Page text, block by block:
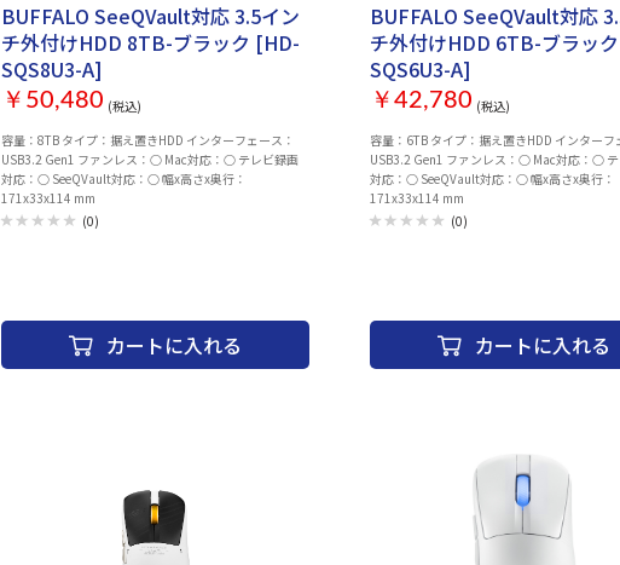
BUFFALO SeeQVault対応 3.5イン
チ外付けHDD 8TB-ブラック [HD-
SQS8U3-A]
￥50,480 (税込)
容量：8TB タイプ：据え置きHDD インターフェース：
USB3.2 Gen1 ファンレス：○ Mac対応：○ テレビ録画
対応：○ SeeQVault対応：○ 幅x高さx奥行：
171x33x114 mm
(0)
カートに入れる
BUFFALO SeeQVault対応
チ外付けHDD 6TB-ブラッ
SQS6U3-A]
￥42,780 (税込)
容量：6TB タイプ：据え置きHDD インターフ
USB3.2 Gen1 ファンレス：○ Mac対応：○
対応：○ SeeQVault対応：○ 幅x高さx奥行：
171x33x114 mm
(0)
カートに入れる